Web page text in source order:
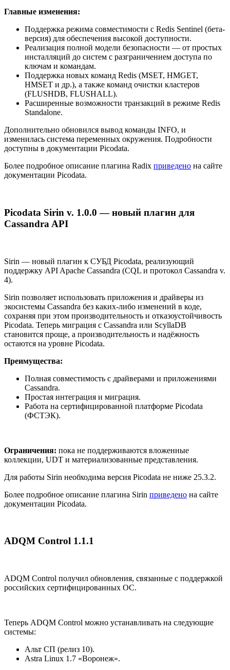
Главные изменения:
Поддержка режима совместимости с Redis Sentinel (бета-
версия) для обеспечения высокой доступности.
Реализация полной модели безопасности — от простых
инсталляций до систем с разграничением доступа по
ключам и командам.
Поддержка новых команд Redis (MSET, HMGET,
HMSET и др.), а также команд очистки кластеров
(FLUSHDB, FLUSHALL).
Расширенные возможности транзакций в режиме Redis
Standalone.
Дополнительно обновился вывод команды INFO, и
изменилась система переменных окружения. Подробности
доступны в документации Picodata.
Более подробное описание плагина Radix приведено на сайте
документации Picodata.
Picodata Sirin v. 1.0.0 — новый плагин для
Cassandra API
Sirin — новый плагин к СУБД Picodata, реализующий
поддержку API Apache Cassandra (CQL и протокол Cassandra v.
4).
Sirin позволяет использовать приложения и драйверы из
экосистемы Cassandra без каких-либо изменений в коде,
сохраняя при этом производительность и отказоустойчивость
Picodata. Теперь миграция с Cassandra или ScyllaDB
становится проще, а производительность и надёжность
остаются на уровне Picodata.
Преимущества:
Полная совместимость с драйверами и приложениями
Cassandra.
Простая интеграция и миграция.
Работа на сертифицированной платформе Picodata
(ФСТЭК).
Ограничения: пока не поддерживаются вложенные
коллекции, UDT и материализованные представления.
Для работы Sirin необходима версия Picodata не ниже 25.3.2.
Более подробное описание плагина Sirin приведено на сайте
документации Picodata.
ADQM Control 1.1.1
ADQM Control получил обновления, связанные с поддержкой
российских сертифицированных ОС.
Теперь ADQM Control можно устанавливать на следующие
системы:
Альт СП (релиз 10).
Astra Linux 1.7 «Воронеж».